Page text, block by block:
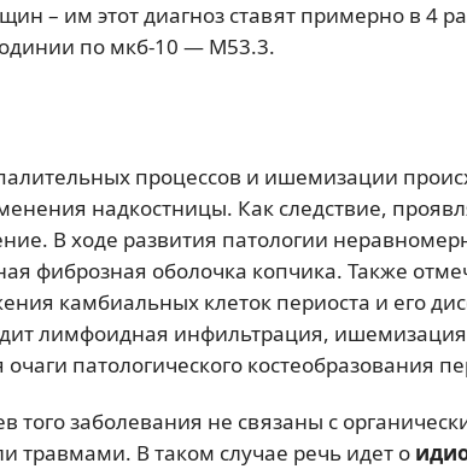
– им этот диагноз ставят примерно в 4
по мкб-10 — M53.3.
процессов и ишемизации
надкостницы. Как следствие,
В ходе развития патологии
фиброзная оболочка копчика. Также
камбиальных клеток периоста и его
лимфоидная инфильтрация,
патологического костеобразования
того заболевания не связаны с
травмами. В таком случае речь идет о